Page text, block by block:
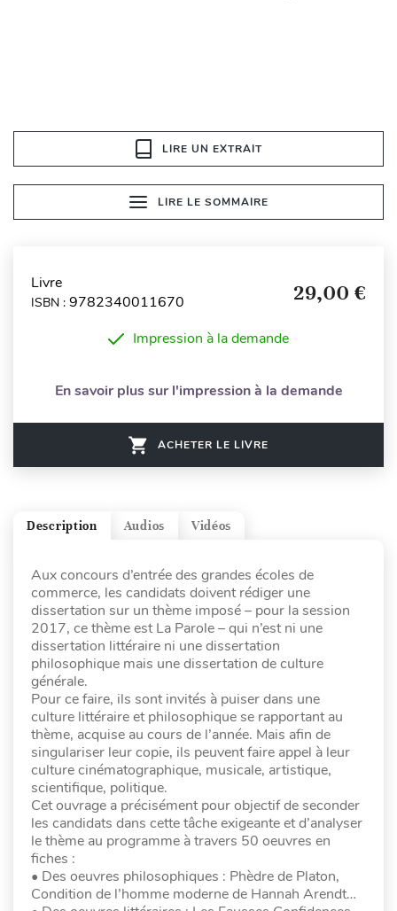
LIRE UN EXTRAIT
LIRE LE SOMMAIRE
Livre
ISBN : 9782340011670 29,00 €
Impression à la demande
En savoir plus sur l'impression à la demande
ACHETER LE LIVRE
Vidéos
Audios
Description
Aux concours d’entrée des grandes écoles de
commerce, les candidats doivent rédiger une
dissertation sur un thème imposé – pour la session
2017, ce thème est La Parole – qui n’est ni une
dissertation littéraire ni une dissertation
philosophique mais une dissertation de culture
générale.
Pour ce faire, ils sont invités à puiser dans une
culture littéraire et philosophique se rapportant au
thème, acquise au cours de l’année. Mais afin de
singulariser leur copie, ils peuvent faire appel à leur
culture cinématographique, musicale, artistique,
scientifique, politique.
Cet ouvrage a précisément pour objectif de seconder
les candidats dans cette tâche exigeante et d’analyser
le thème au programme à travers 50 oeuvres en
fiches :
• Des oeuvres philosophiques : Phèdre de Platon,
Condition de l’homme moderne de Hannah Arendt…